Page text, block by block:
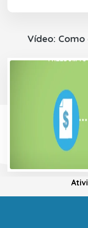
Vídeo: